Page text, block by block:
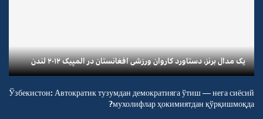
یک مدال برنز، دستاورد کاروان ورزشی افغانستان در المپیک ۲۰۱۲ لندن
Ўзбекистон: Автократик тузумдан демократияга ўтиш — нега сиёсий
мухолифлар ҳокимиятдан қўрқишмоқда?